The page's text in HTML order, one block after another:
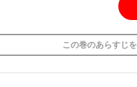
この巻のあらすじを